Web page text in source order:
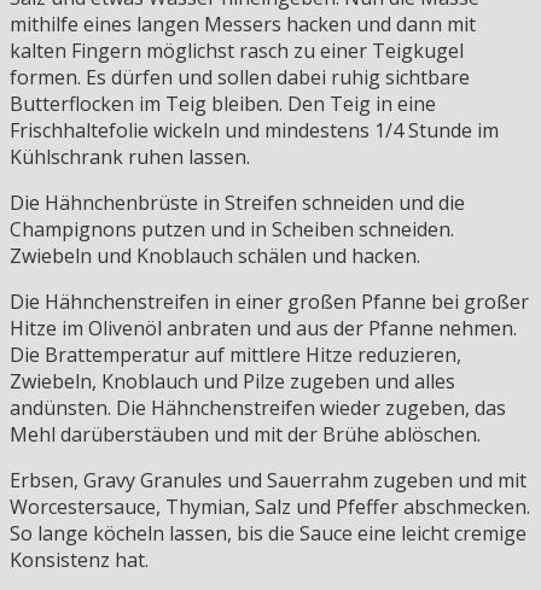
mithilfe eines langen Messers hacken und dann mit
kalten Fingern möglichst rasch zu einer Teigkugel
formen. Es dürfen und sollen dabei ruhig sichtbare
Butterflocken im Teig bleiben. Den Teig in eine
Frischhaltefolie wickeln und mindestens 1/4 Stunde im
Kühlschrank ruhen lassen.
Die Hähnchenbrüste in Streifen schneiden und die
Champignons putzen und in Scheiben schneiden.
Zwiebeln und Knoblauch schälen und hacken.
Die Hähnchenstreifen in einer großen Pfanne bei großer
Hitze im Olivenöl anbraten und aus der Pfanne nehmen.
Die Brattemperatur auf mittlere Hitze reduzieren,
Zwiebeln, Knoblauch und Pilze zugeben und alles
andünsten. Die Hähnchenstreifen wieder zugeben, das
Mehl darüberstäuben und mit der Brühe ablöschen.
Erbsen, Gravy Granules und Sauerrahm zugeben und mit
Worcestersauce, Thymian, Salz und Pfeffer abschmecken.
So lange köcheln lassen, bis die Sauce eine leicht cremige
Konsistenz hat.